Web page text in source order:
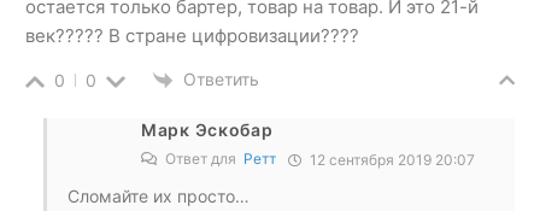
остается только бартер, товар на товар. И это 21-й
век????? В стране цифровизации????
0 0 Ответить
Марк Эскобар
Ответ для Ретт 12 сентября 2019 20:07
Сломайте их просто…